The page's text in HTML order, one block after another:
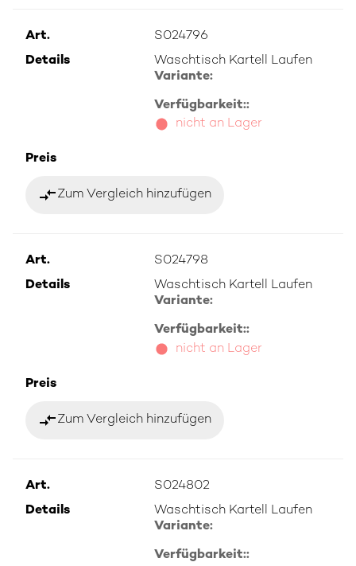
Art.
S024796
Details
Waschtisch Kartell Laufen
Variante:
Verfügbarkeit::
nicht an Lager
Preis
compare_arrowsZum Vergleich hinzufügen
Art.
S024798
Details
Waschtisch Kartell Laufen
Variante:
Verfügbarkeit::
nicht an Lager
Preis
compare_arrowsZum Vergleich hinzufügen
Art.
S024802
Details
Waschtisch Kartell Laufen
Variante:
Verfügbarkeit::